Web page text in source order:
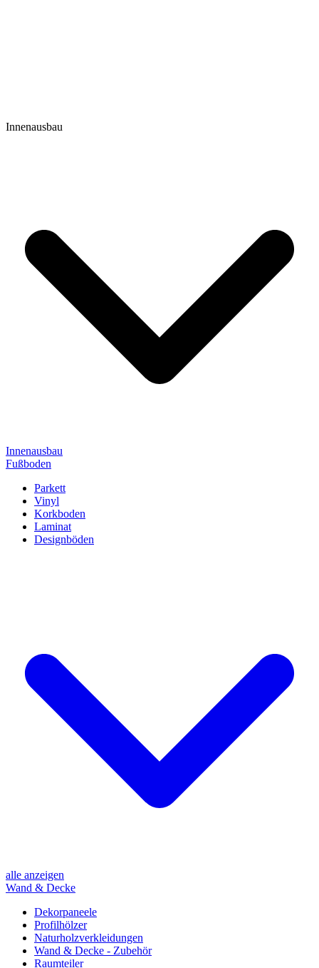
Innenausbau
Innenausbau
Fußboden
Parkett
Vinyl
Korkboden
Laminat
Designböden
alle anzeigen
Wand & Decke
Dekorpaneele
Profilhölzer
Naturholzverkleidungen
Wand & Decke - Zubehör
Raumteiler